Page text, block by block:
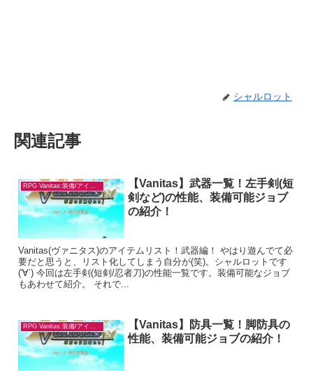
シャルロット
関連記事
RPG Vanitas:装備/アイテム
【Vanitas】武器一覧！左手剣(短
剣など)の性能、装備可能ジョブ
の紹介！
Vanitas(ヴァニタス)のアイテムリスト！武器編！ やはり遊んでて必
要だと思うと、リスト化してしまう自分が(笑)。シャルロットです
('∀`) 今回は左手剣(短剣/忍者刀)の性能一覧です。装備可能なジョブ
もあわせて紹介。 それで...
RPG Vanitas:装備/アイテム
【Vanitas】防具一覧！脚防具の
性能、装備可能ジョブの紹介！